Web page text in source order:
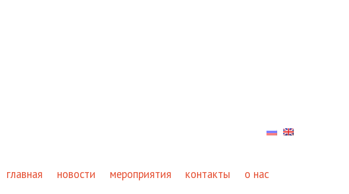
главная новости мероприятия контакты о нас